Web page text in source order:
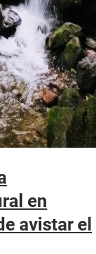
en
avistar el